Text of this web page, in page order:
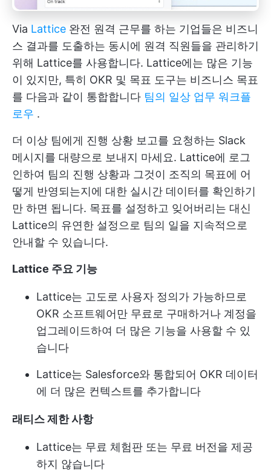
Via Lattice 완전 원격 근무를 하는 기업들은 비즈니
스 결과를 도출하는 동시에 원격 직원들을 관리하기
위해 Lattice를 사용합니다. Lattice에는 많은 기능
이 있지만, 특히 OKR 및 목표 도구는 비즈니스 목표
를 다음과 같이 통합합니다 팀의 일상 업무 워크플
로우 .
더 이상 팀에게 진행 상황 보고를 요청하는 Slack
메시지를 대량으로 보내지 마세요. Lattice에 로그
인하여 팀의 진행 상황과 그것이 조직의 목표에 어
떻게 반영되는지에 대한 실시간 데이터를 확인하기
만 하면 됩니다. 목표를 설정하고 잊어버리는 대신
Lattice의 유연한 설정으로 팀의 일을 지속적으로
안내할 수 있습니다.
Lattice 주요 기능
Lattice는 고도로 사용자 정의가 가능하므로
OKR 소프트웨어만 무료로 구매하거나 계정을
업그레이드하여 더 많은 기능을 사용할 수 있
습니다
Lattice는 Salesforce와 통합되어 OKR 데이터
에 더 많은 컨텍스트를 추가합니다
래티스 제한 사항
Lattice는 무료 체험판 또는 무료 버전을 제공
하지 않습니다